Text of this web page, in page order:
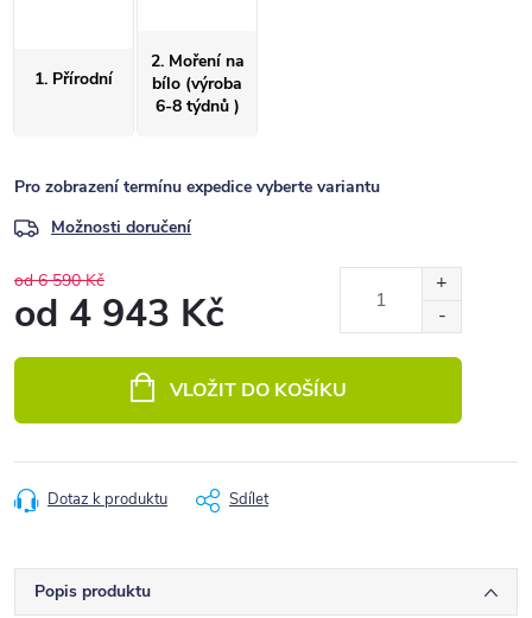
1. Přírodní
2. Moření na
bílo (výroba
6-8 týdnů )
Pro zobrazení termínu expedice vyberte variantu
Možnosti doručení
od 6 590 Kč
od 4 943 Kč
VLOŽIT DO KOŠÍKU
Dotaz k produktu Sdílet
Popis produktu